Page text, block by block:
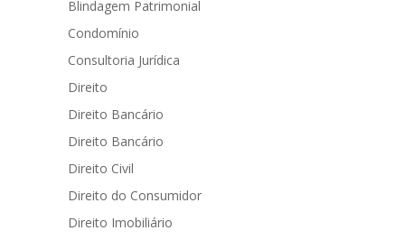
Blindagem Patrimonial
Condomínio
Consultoria Jurídica
Direito
Direito Bancário
Direito Bancário
Direito Civil
Direito do Consumidor
Direito Imobiliário